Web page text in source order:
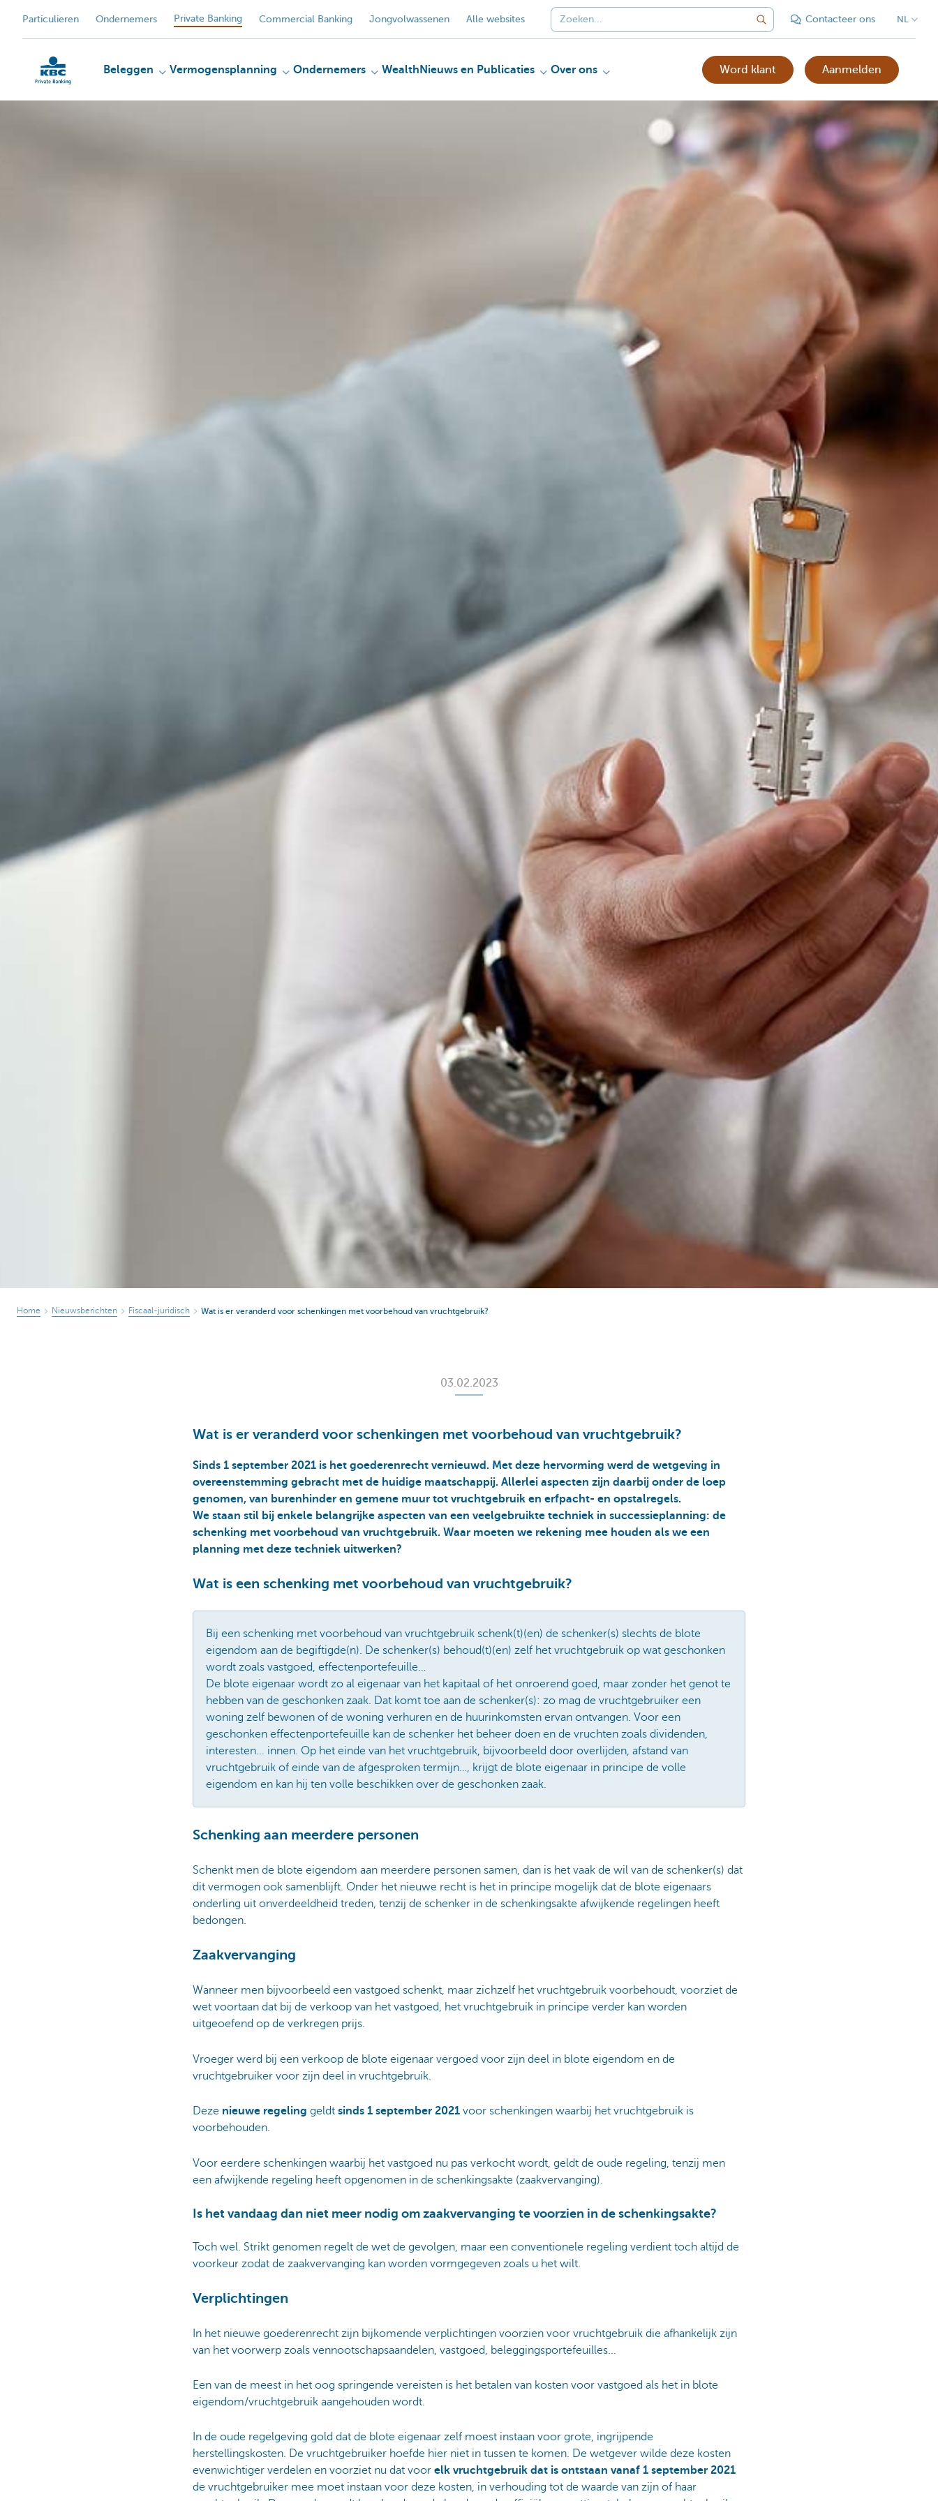
Particulieren Ondernemers Private Banking Commercial Banking Jongvolwassenen Alle websites Contacteer ons NL
Beleggen Vermogensplanning Ondernemers Wealth Nieuws en Publicaties Over ons Word klant Aanmelden
Home Nieuwsberichten Fiscaal-juridisch Wat is er veranderd voor schenkingen met voorbehoud van vruchtgebruik?
03.02.2023
Wat is er veranderd voor schenkingen met voorbehoud van vruchtgebruik?
Sinds 1 september 2021 is het goederenrecht vernieuwd. Met deze hervorming werd de wetgeving in
overeenstemming gebracht met de huidige maatschappij. Allerlei aspecten zijn daarbij onder de loep
genomen, van burenhinder en gemene muur tot vruchtgebruik en erfpacht- en opstalregels.
We staan stil bij enkele belangrijke aspecten van een veelgebruikte techniek in successieplanning: de
schenking met voorbehoud van vruchtgebruik. Waar moeten we rekening mee houden als we een
planning met deze techniek uitwerken?
Wat is een schenking met voorbehoud van vruchtgebruik?
Bij een schenking met voorbehoud van vruchtgebruik schenk(t)(en) de schenker(s) slechts de blote
eigendom aan de begiftigde(n). De schenker(s) behoud(t)(en) zelf het vruchtgebruik op wat geschonken
wordt zoals vastgoed, effectenportefeuille…
De blote eigenaar wordt zo al eigenaar van het kapitaal of het onroerend goed, maar zonder het genot te
hebben van de geschonken zaak. Dat komt toe aan de schenker(s): zo mag de vruchtgebruiker een
woning zelf bewonen of de woning verhuren en de huurinkomsten ervan ontvangen. Voor een
geschonken effectenportefeuille kan de schenker het beheer doen en de vruchten zoals dividenden,
interesten... innen. Op het einde van het vruchtgebruik, bijvoorbeeld door overlijden, afstand van
vruchtgebruik of einde van de afgesproken termijn…, krijgt de blote eigenaar in principe de volle
eigendom en kan hij ten volle beschikken over de geschonken zaak.
Schenking aan meerdere personen
Schenkt men de blote eigendom aan meerdere personen samen, dan is het vaak de wil van de schenker(s) dat
dit vermogen ook samenblijft. Onder het nieuwe recht is het in principe mogelijk dat de blote eigenaars
onderling uit onverdeeldheid treden, tenzij de schenker in de schenkingsakte afwijkende regelingen heeft
bedongen.
Zaakvervanging
Wanneer men bijvoorbeeld een vastgoed schenkt, maar zichzelf het vruchtgebruik voorbehoudt, voorziet de
wet voortaan dat bij de verkoop van het vastgoed, het vruchtgebruik in principe verder kan worden
uitgeoefend op de verkregen prijs.
Vroeger werd bij een verkoop de blote eigenaar vergoed voor zijn deel in blote eigendom en de
vruchtgebruiker voor zijn deel in vruchtgebruik.
Deze nieuwe regeling geldt sinds 1 september 2021 voor schenkingen waarbij het vruchtgebruik is
voorbehouden.
Voor eerdere schenkingen waarbij het vastgoed nu pas verkocht wordt, geldt de oude regeling, tenzij men
een afwijkende regeling heeft opgenomen in de schenkingsakte (zaakvervanging).
Is het vandaag dan niet meer nodig om zaakvervanging te voorzien in de schenkingsakte?
Toch wel. Strikt genomen regelt de wet de gevolgen, maar een conventionele regeling verdient toch altijd de
voorkeur zodat de zaakvervanging kan worden vormgegeven zoals u het wilt.
Verplichtingen
In het nieuwe goederenrecht zijn bijkomende verplichtingen voorzien voor vruchtgebruik die afhankelijk zijn
van het voorwerp zoals vennootschapsaandelen, vastgoed, beleggingsportefeuilles...
Een van de meest in het oog springende vereisten is het betalen van kosten voor vastgoed als het in blote
eigendom/vruchtgebruik aangehouden wordt.
In de oude regelgeving gold dat de blote eigenaar zelf moest instaan voor grote, ingrijpende
herstellingskosten. De vruchtgebruiker hoefde hier niet in tussen te komen. De wetgever wilde deze kosten
evenwichtiger verdelen en voorziet nu dat voor elk vruchtgebruik dat is ontstaan vanaf 1 september 2021
de vruchtgebruiker mee moet instaan voor deze kosten, in verhouding tot de waarde van zijn of haar